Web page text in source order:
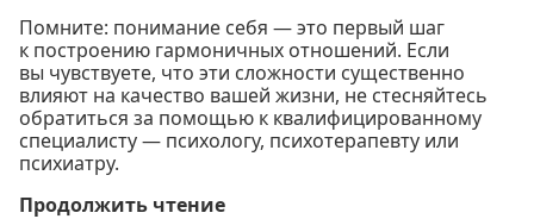
Помните: понимание себя — это первый шаг
к построению гармоничных отношений. Если
вы чувствуете, что эти сложности существенно
влияют на качество вашей жизни, не стесняйтесь
обратиться за помощью к квалифицированному
специалисту — психологу, психотерапевту или
психиатру.
Продолжить чтение